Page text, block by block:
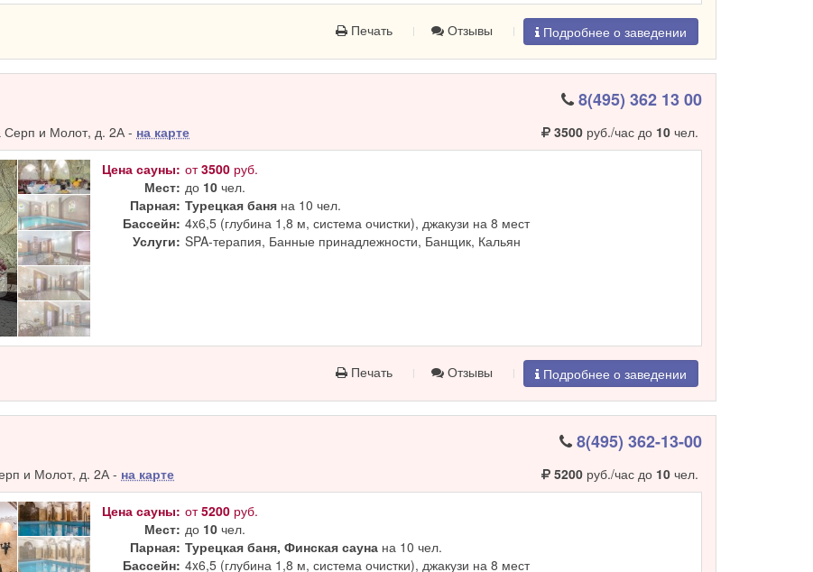
Печать Отзывы Подробнее о заведении
8(495) 362 13 00
Серп и Молот, д. 2А - на карте 3500руб./час до 10чел.
Цена сауны: от3500 руб.
Мест: до 10 чел.
Парная: Турецкая баня на 10 чел.
Бассейн: 4x6,5 (глубина 1,8 м, система очистки), джакузи на 8 мест
Услуги: SPA-терапия, Банные принадлежности, Банщик, Кальян
Печать Отзывы Подробнее о заведении
8(495) 362-13-00
и Молот, д. 2А - на карте 5200руб./час до 10чел.
Цена сауны: от5200 руб.
Мест: до 10 чел.
Парная: Турецкая баня, Финская сауна на 10 чел.
Бассейн: 4x6,5 (глубина 1,8 м, система очистки), джакузи на 8 мест